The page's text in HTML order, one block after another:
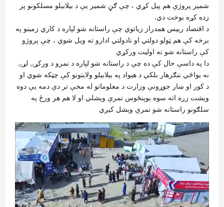
شمیر پروژې هم پیل کړي ، چې ګڼ شمیر يې د بیلابیلو مسلکونو پر
زده کړه بوخت دي.
د اقتصاد رييس همدراز زیاتوي چې راستانه شو لپاره د کاري زمینو په
برخه کې هم ټولو دولتي او نادولتي ادارو ته ویل شوي ، چې پروژو
کې راستانه شو ته اولیت ورکړي
دا په داسې حال کې ده چې د راستانه شو لپاره د نمرو د ورکړۍ لړۍ
نه يواځي ننګرهار بلکي د هیواد په بیلابیلو ولایتونو کې چټکه شوي او
د کور او ښار جوړونې وزارت د معلوماتو له مخې تر دې دمه يې دوه
وېشت زره اته سوه يوپنځوس نمرې ويشلي او لا هم هر ورځ په
سلګونو راستانه شو نمرې ويشل کیږي